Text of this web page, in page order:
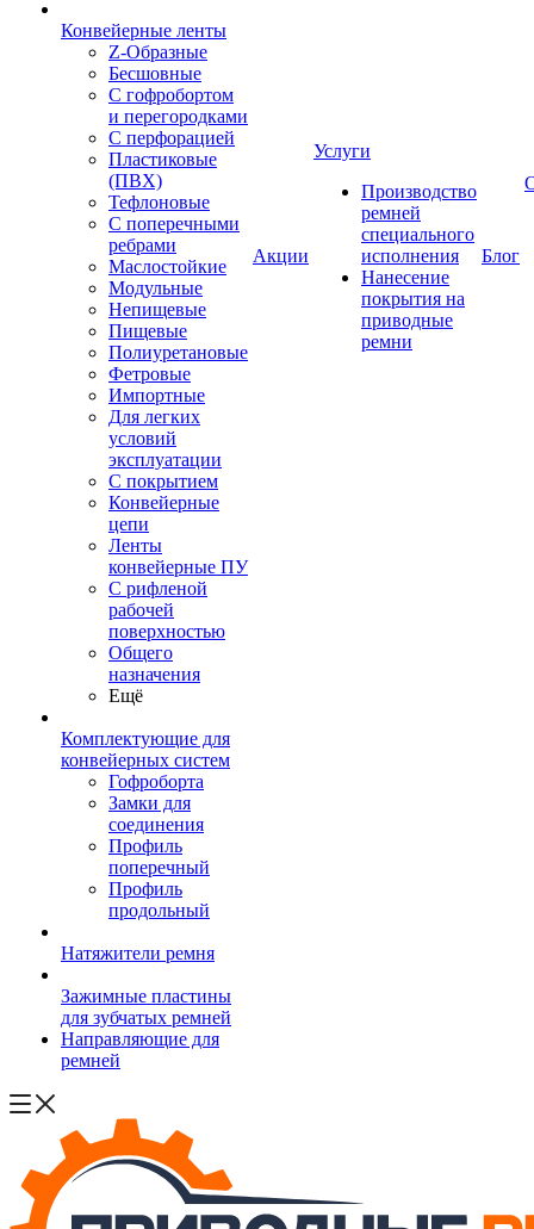
Конвейерные ленты
Z-Образные
Бесшовные
С гофробортом
и перегородками
С перфорацией
Пластиковые
(ПВХ)
Тефлоновые
С поперечными
ребрами
Маслостойкие
Модульные
Непищевые
Пищевые
Полиуретановые
Фетровые
Импортные
Для легких
условий
эксплуатации
С покрытием
Конвейерные
цепи
Ленты
конвейерные ПУ
С рифленой
рабочей
поверхностью
Общего
назначения
Ещё
Комплектующие для
конвейерных систем
Гофроборта
Замки для
соединения
Профиль
поперечный
Профиль
продольный
Натяжители ремня
Зажимные пластины
для зубчатых ремней
Направляющие для
ремней
Акции
Услуги
Производство
ремней
специального
исполнения
Нанесение
покрытия на
приводные
ремни
Блог